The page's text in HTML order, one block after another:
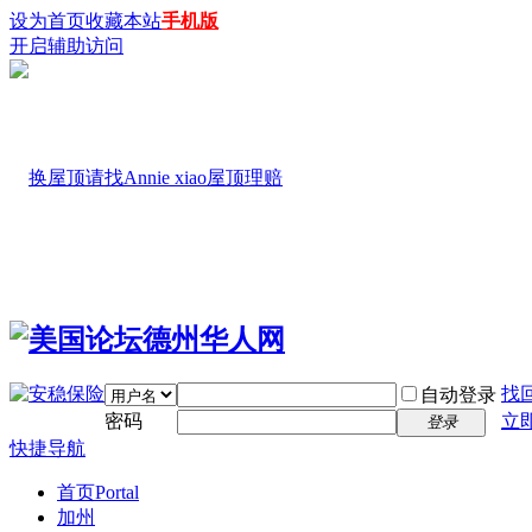
设为首页收藏本站手机版
开启辅助访问
自动登录 找
密码
登录
立
快捷导航
首页Portal
加州